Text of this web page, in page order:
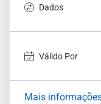
Dados
Válido Por
Mais